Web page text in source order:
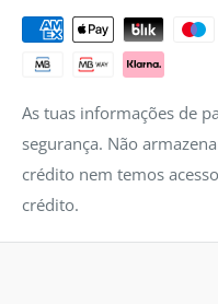
As tuas informações de
segurança. Não
crédito nem temos
crédito.